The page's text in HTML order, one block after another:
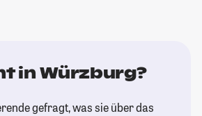
in Würzburg?
gefragt, was sie über das